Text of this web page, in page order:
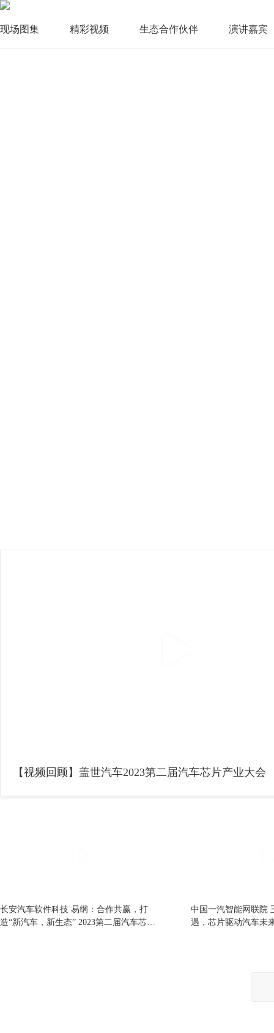
现场图集 精彩视频 生态合作伙伴 演讲嘉宾
【视频回顾】盖世汽车2023第二届汽车芯片产业大会
长安汽车软件科技 易纲：合作共赢，打
造“新汽车，新生态” 2023第二届汽车芯片
中国一汽智能网联院
遇，芯片驱动汽车未